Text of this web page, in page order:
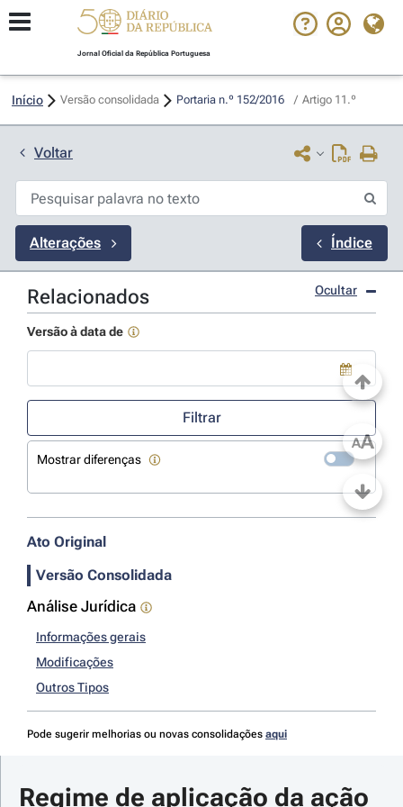
Jornal Oficial da República Portuguesa
Início Versão consolidada Portaria n.º 152/2016 / Artigo 11.º
Voltar
Alterações Índice
Relacionados Ocultar
Versão à data de
Use a tecla de seta para baixo para abrir o calendário; Use as
Filtrar
Mostrar diferenças
Ato Original
Versão Consolidada
Análise Jurídica
Informações gerais
Modificações
Outros Tipos
Pode sugerir melhorias ou novas consolidações aqui
Regime de aplicação da ação
AA